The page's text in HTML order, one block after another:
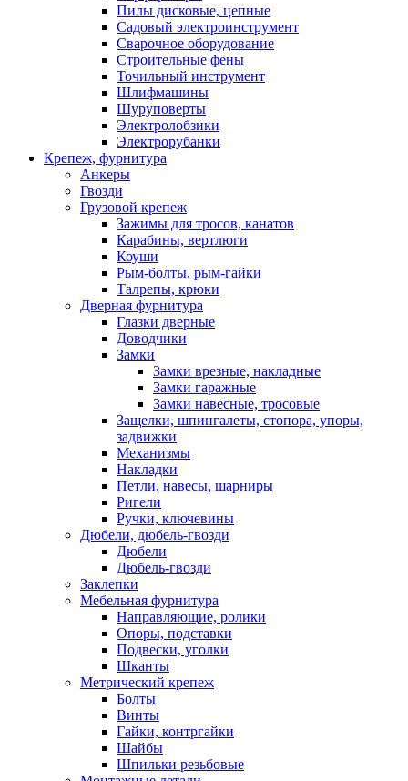
Пилы дисковые, цепные
Садовый электроинструмент
Сварочное оборудование
Строительные фены
Точильный инструмент
Шлифмашины
Шуруповерты
Электролобзики
Электрорубанки
Крепеж, фурнитура
Анкеры
Гвозди
Грузовой крепеж
Зажимы для тросов, канатов
Карабины, вертлюги
Коуши
Рым-болты, рым-гайки
Талрепы, крюки
Дверная фурнитура
Глазки дверные
Доводчики
Замки
Замки врезные, накладные
Замки гаражные
Замки навесные, тросовые
Защелки, шпингалеты, стопора, упоры,
задвижки
Механизмы
Накладки
Петли, навесы, шарниры
Ригели
Ручки, ключевины
Дюбели, дюбель-гвозди
Дюбели
Дюбель-гвозди
Заклепки
Мебельная фурнитура
Направляющие, ролики
Опоры, подставки
Подвески, уголки
Шканты
Метрический крепеж
Болты
Винты
Гайки, контргайки
Шайбы
Шпильки резьбовые